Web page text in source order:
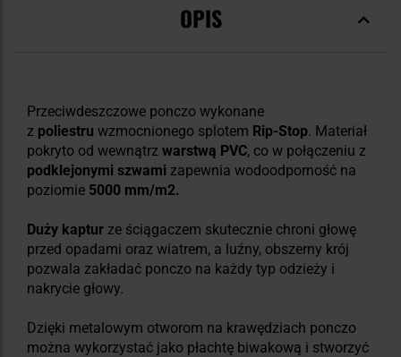
OPIS
Przeciwdeszczowe ponczo wykonane
z poliestru wzmocnionego splotem Rip-Stop. Materiał
pokryto od wewnątrz warstwą PVC, co w połączeniu z
podklejonymi szwami zapewnia wodoodporność na
poziomie 5000 mm/m2.
Duży kaptur ze ściągaczem skutecznie chroni głowę
przed opadami oraz wiatrem, a luźny, obszerny krój
pozwala zakładać ponczo na każdy typ odzieży i
nakrycie głowy.
Dzięki metalowym otworom na krawędziach ponczo
można wykorzystać jako płachtę biwakową i stworzyć